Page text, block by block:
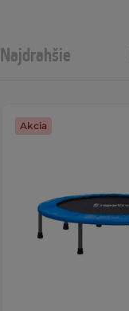
Najdrahšie
Akcia